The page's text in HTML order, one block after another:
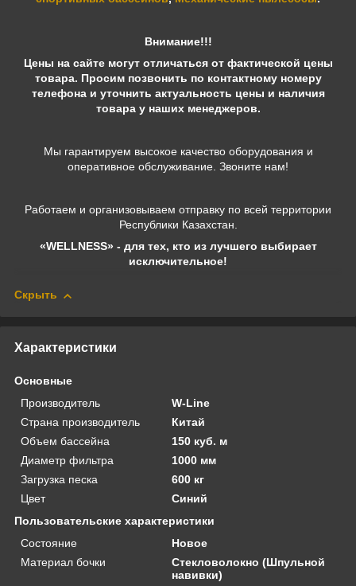
Внимание!!!
Цены на сайте могут отличаться от фактической цены
товара. Просим позвонить по контактному номеру
телефона и уточнить актуальность цены и наличия
товара у наших менеджеров.
Мы гарантируем высокое качество оборудования и
оперативное обслуживание. Звоните нам!
Работаем и организовываем отправку по всей территории
Республики Казахстан.
«WELLNESS» - для тех, кто из лучшего выбирает
исключительное!
Скрыть
Характеристики
Основные
Производитель
W-Line
Страна производитель
Китай
Объем бассейна
150 куб. м
Диаметр фильтра
1000 мм
Загрузка песка
600 кг
Цвет
Синий
Пользовательские характеристики
Состояние
Новое
Материал бочки
Стекловолокно (Шпульной
навивки)